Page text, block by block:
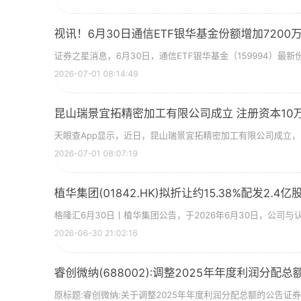
视讯！6月30日通信ETF银华基金份额增加7200
证券之星消息，6月30日，通信ETF银华基金（159994）最新
2026-07-01 08:14:49
昆山瑞景宜拓精密加工有限公司成立 注册资本10
天眼查App显示，近日，昆山瑞景宜拓精密加工有限公司成立
2026-07-01 08:07:19
植华集团(01842.HK)拟折让约15.38%配发2.4亿
格隆汇6月30日丨植华集团公告，于2026年6月30日，公司与
2026-06-30 21:02:16
睿创微纳(688002):调整2025年年度利润分配总
原标题:睿创微纳:关于调整2025年年度利润分配总额的公告证